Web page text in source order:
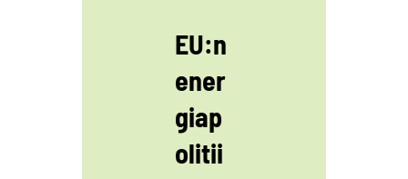
EU:n
ener
giap
olitii